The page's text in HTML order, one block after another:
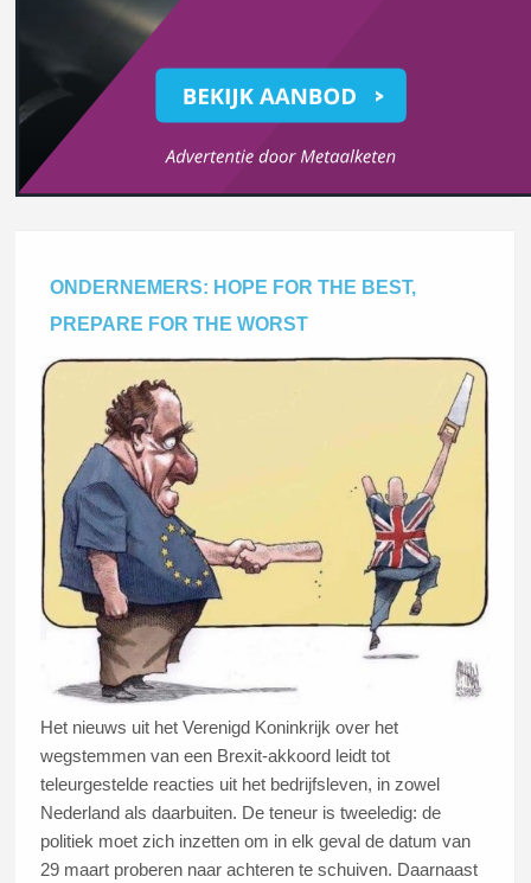
ONDERNEMERS: HOPE FOR THE BEST,
PREPARE FOR THE WORST
Het nieuws uit het Verenigd Koninkrijk over het
wegstemmen van een Brexit-akkoord leidt tot
teleurgestelde reacties uit het bedrijfsleven, in zowel
Nederland als daarbuiten. De teneur is tweeledig: de
politiek moet zich inzetten om in elk geval de datum van
29 maart proberen naar achteren te schuiven. Daarnaast